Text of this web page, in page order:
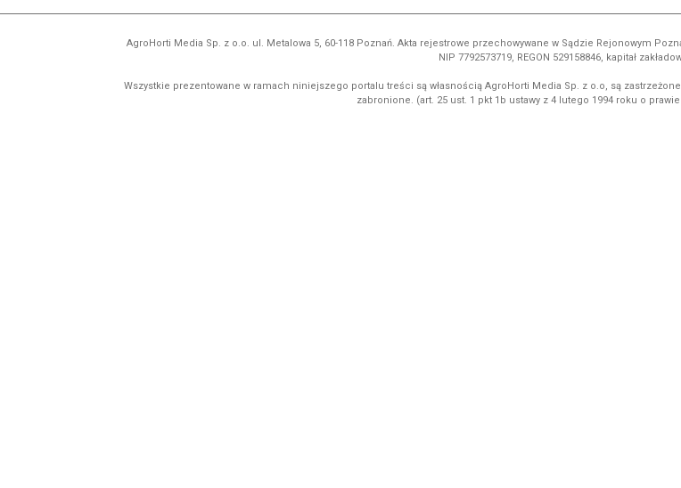
AgroHorti Media Sp. z o.o. ul. Metalowa 5, 60-118 Poznań. Akta rejestrowe przechowywane w Sądzie Rejonowym
NIP 7792573719, REGON 529158846, kapitał
Wszystkie prezentowane w ramach niniejszego portalu treści są własnością AgroHorti Media Sp. z o.o, są
zabronione. (art. 25 ust. 1 pkt 1b ustawy z 4 lutego 1994 roku o